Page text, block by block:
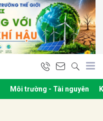
Môi trường - Tài nguyên